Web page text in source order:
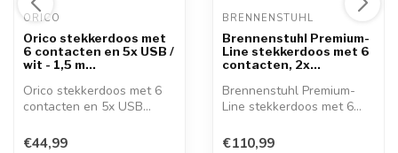
ORICO
Orico stekkerdoos met
6 contacten en 5x USB /
wit - 1,5 m...
Orico stekkerdoos met 6
contacten en 5x USB
€44,99
BRENNENSTUHL
Brennenstuhl Premium-
Line stekkerdoos met 6
contacten, 2x...
Brennenstuhl Premium-
Line stekkerdoos met 6
€110,99